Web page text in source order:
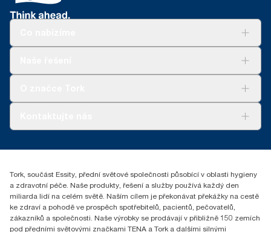
reception.prague@essity.com
Praha 8, Karlin, Sokolovská 100/94
186 00 Česká republika
Tork, součást Essity, přední světové společnosti působící v oblasti hygieny
a zdravotní péče. Naše produkty, řešení a služby používá každý den
miliarda lidí na celém světě. Naším cílem je překonávat překážky na cestě
ke zdraví a pohodě ve prospěch spotřebitelů, pacientů, pečovatelů,
zákazníků a společnosti. Naše výrobky se prodávají v přibližně 150 zemích
pod předními světovými značkami TENA a Tork a dalšími silnými